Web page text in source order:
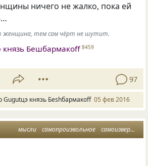
ничего не жалко, пока ей
женщина, тем сам чёрт не шутит.
князь Бешбармакоff 8459
97
Gugutцэ князь Беshбармакоff 05 фев 2016
мысли самопроизвольное самоизвержение